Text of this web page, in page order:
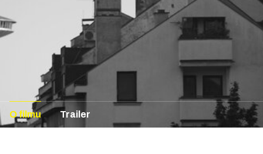
O filmu Trailer